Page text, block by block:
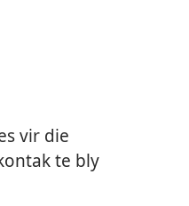
vir die
te bly